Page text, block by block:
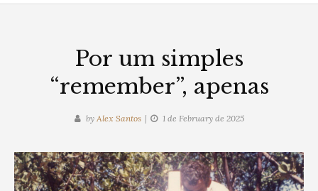
Por um simples
“remember”, apenas
by Alex Santos 1 de February de 2025